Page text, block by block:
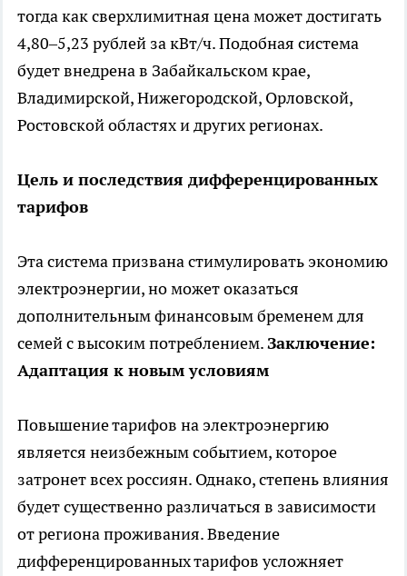
тогда как сверхлимитная цена может достигать
4,80–5,23 рублей за кВт/ч. Подобная система
будет внедрена в Забайкальском крае,
Владимирской, Нижегородской, Орловской,
Ростовской областях и других регионах.
Цель и последствия дифференцированных
тарифов
Эта система призвана стимулировать экономию
электроэнергии, но может оказаться
дополнительным финансовым бременем для
семей с высоким потреблением.Заключение:
Адаптация к новым условиям
Повышение тарифов на электроэнергию
является неизбежным событием, которое
затронет всех россиян. Однако, степень влияния
будет существенно различаться в зависимости
от региона проживания. Введение
дифференцированных тарифов усложняет